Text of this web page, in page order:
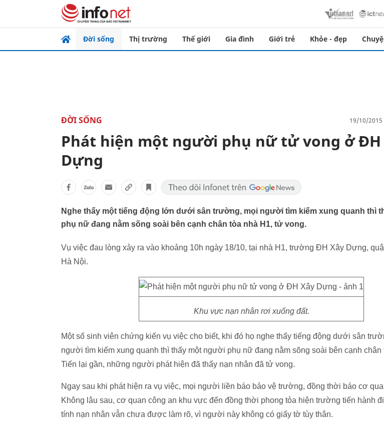
Đời sống Thị trường Thế giới Gia đình Giới trẻ Khỏe - đẹp
ĐỜI SỐNG 19/10/
Phát hiện một người phụ nữ tử vong ở ĐH
Dựng
Nghe thấy một tiếng động lớn dưới sân trường, mọi người tìm kiếm xung quanh thì
phụ nữ đang nằm sõng soài bên cạnh chân tòa nhà H1, tử vong.
Vụ việc đau lòng xảy ra vào khoảng 10h ngày 18/10, tại nhà H1, trường ĐH Xây Dựng,
Hà Nội.
Khu vực nạn nhân rơi xuống đất.
Một số sinh viên chứng kiến vụ việc cho biết, khi đó họ nghe thấy tiếng động dưới sân
người tìm kiếm xung quanh thì thấy một người phụ nữ đang nằm sõng soài bên cạnh chân
Tiến lại gần, những người phát hiện đã thấy nạn nhân đã tử vong.
Ngay sau khi phát hiện ra vụ việc, mọi người liền báo bảo vệ trường, đồng thời báo cơ
Không lâu sau, cơ quan công an khu vực đến đồng thời phong tỏa hiện trường tiến hành
tính nạn nhân vẫn chưa được làm rõ, vì người này không có giấy tờ tùy thân.